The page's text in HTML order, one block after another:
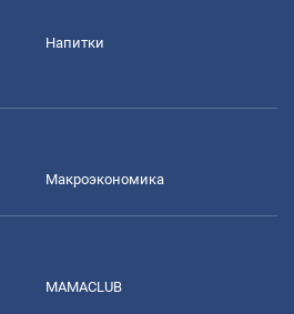
Напитки
Mакроэкономика
MAMACLUB